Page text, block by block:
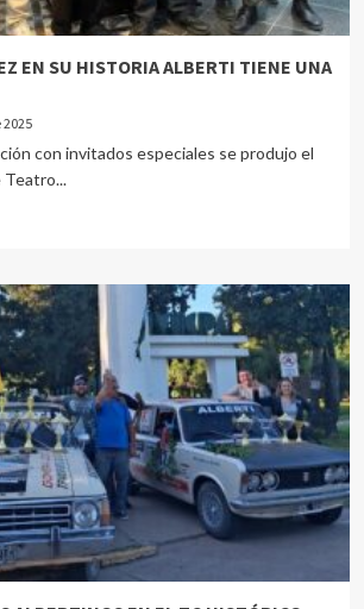
EN SU HISTORIA ALBERTI TIENE UNA
con invitados especiales se produjo el